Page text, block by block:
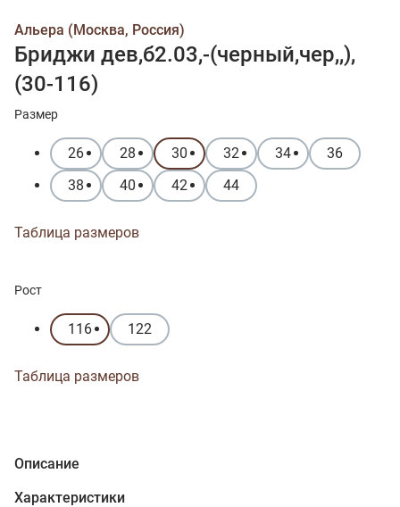
Альера (Москва, Россия)
Бриджи дев,б2.03,-(черный,чер,,),
(30-116)
Размер
26 28 30 32 34
36
38
40 42 44
Таблица размеров
Рост
116 122
Таблица размеров
Описание
Характеристики